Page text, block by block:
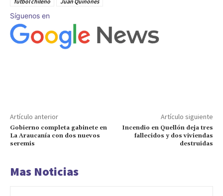
Síguenos en
Artículo anterior
Gobierno completa gabinete en
La Araucanía con dos nuevos
seremis
Artículo siguiente
Incendio en Quellón deja tres
fallecidos y dos viviendas
destruidas
Mas Noticias